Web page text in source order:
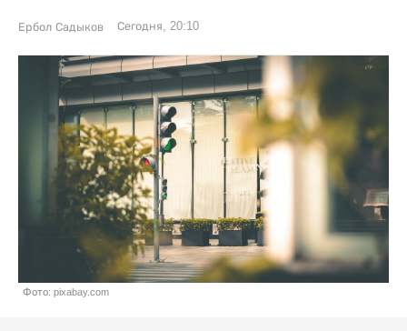
Ербол Садыков Сегодня, 20:10
Фото: pixabay.com